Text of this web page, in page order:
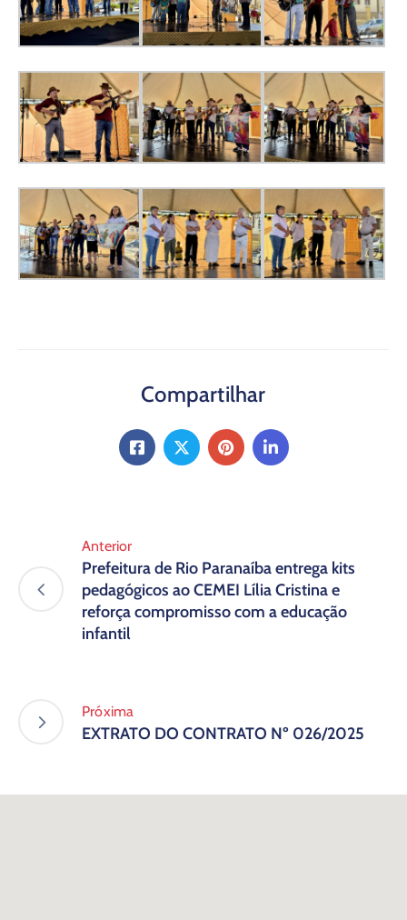
Compartilhar
Anterior
Prefeitura de Rio Paranaíba entrega kits
pedagógicos ao CEMEI Lília Cristina e
reforça compromisso com a educação
infantil
Próxima
EXTRATO DO CONTRATO Nº 026/2025